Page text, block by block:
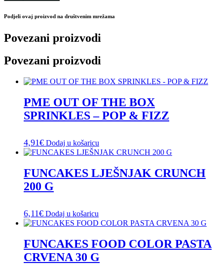
žuta
Podjeli ovaj proizvod na društvenim mrežama
Povezani proizvodi
Povezani proizvodi
PME OUT OF THE BOX
SPRINKLES – POP & FIZZ
4,91€ Dodaj u košaricu
FUNCAKES LJEŠNJAK CRUNCH
200 G
6,11€ Dodaj u košaricu
FUNCAKES FOOD COLOR PASTA
CRVENA 30 G